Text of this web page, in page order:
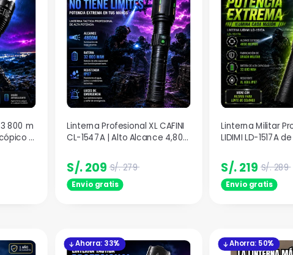
3 800 m
+
Linterna Profesional XL CAFINI
CL-1547A | Alto Alcance 4,800
S/. 209 S/. 279
Envio gratis
Linterna Militar
LIDIMI LD-1517A
S/. 219 S/. 289
Envio gratis
Ahorra: 33% Ahorra: 50%